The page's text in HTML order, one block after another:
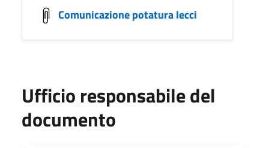
Comunicazione potatura lecci
Ufficio responsabile del
documento